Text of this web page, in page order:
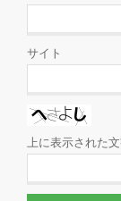
サイト
上に表示された